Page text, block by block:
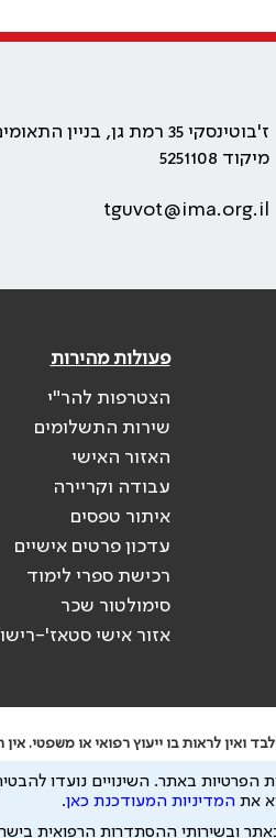
ז'בוטינסקי 35 רמת גן, בניין התאומים 2
מיקוד 5251108
tguvot@ima.org.il
פעולות מהירות
הצטרפות להר"י
שירות התשלומים
האזור האישי
עבודה וקריירה
איתור טפסים
עדכון פרטים אישיים
רכישת ספרי לימוד
סימולטור שכר
אזור אישי סטאז'-
לראות בו ייעוץ רפואי או משפטי.
חלק ממנו עשוי להיות מועבר לצדדים
הפרטיות באתר. השינויים נועדו
את המדיניות המעודכנת כאן.
ובשירותי ההסתדרות הרפואית